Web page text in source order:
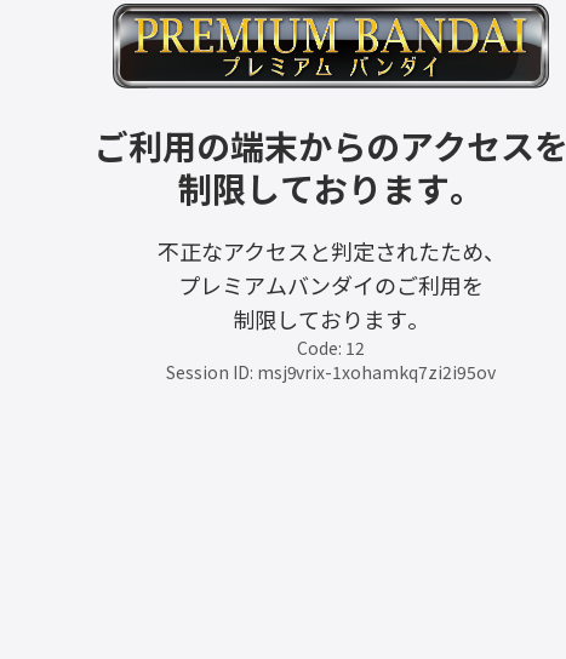
ご利用の端末からのアクセスを
制限しております。
不正なアクセスと判定されたため、
プレミアムバンダイのご利用を
制限しております。
Code: 12
Session ID: msj9vrix-1xohamkq7zi2i95ov